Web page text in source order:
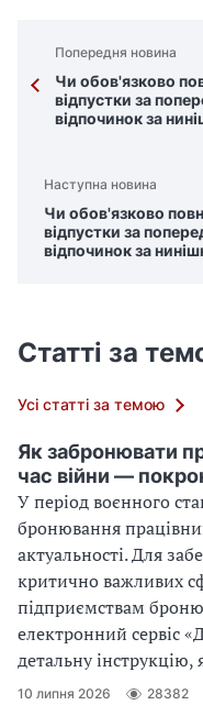
Попередня новина
Чи обов'язково
відпустки за
відпочинок за
Наступна новина
Чи обов'язково
відпустки за
відпочинок за
Статті за
Усі статті за темою
Як забронювати
час війни —
У період воєнного
бронювання
актуальності. Для
критично важливих
підприємствам
електронний сервіс
детальну інструкцію,
10 липня 2026 28382